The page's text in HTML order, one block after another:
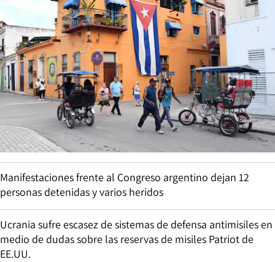
Manifestaciones frente al Congreso argentino dejan 12
personas detenidas y varios heridos
Ucrania sufre escasez de sistemas de defensa antimisiles en
medio de dudas sobre las reservas de misiles Patriot de
EE.UU.